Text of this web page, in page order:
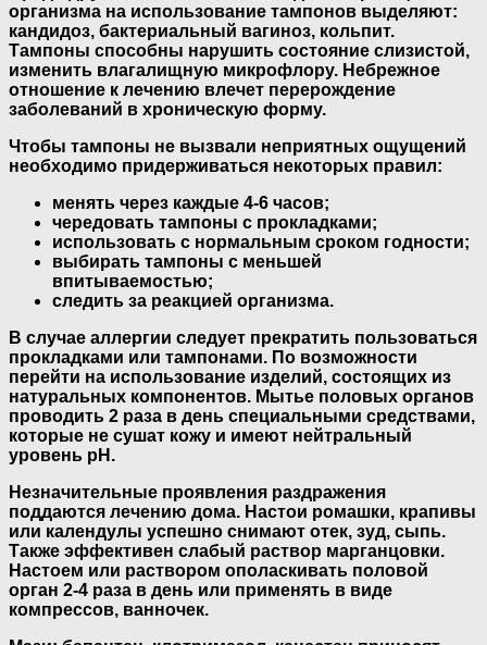
организма на использование тампонов выделяют:
кандидоз, бактериальный вагиноз, кольпит.
Тампоны способны нарушить состояние слизистой,
изменить влагалищную микрофлору. Небрежное
отношение к лечению влечет перерождение
заболеваний в хроническую форму.
Чтобы тампоны не вызвали неприятных ощущений
необходимо придерживаться некоторых правил:
менять через каждые 4-6 часов;
чередовать тампоны с прокладками;
использовать с нормальным сроком годности;
выбирать тампоны с меньшей
впитываемостью;
следить за реакцией организма.
В случае аллергии следует прекратить пользоваться
прокладками или тампонами. По возможности
перейти на использование изделий, состоящих из
натуральных компонентов. Мытье половых органов
проводить 2 раза в день специальными средствами,
которые не сушат кожу и имеют нейтральный
уровень рН.
Незначительные проявления раздражения
поддаются лечению дома. Настои ромашки, крапивы
или календулы успешно снимают отек, зуд, сыпь.
Также эффективен слабый раствор марганцовки.
Настоем или раствором ополаскивать половой
орган 2-4 раза в день или применять в виде
компрессов, ванночек.